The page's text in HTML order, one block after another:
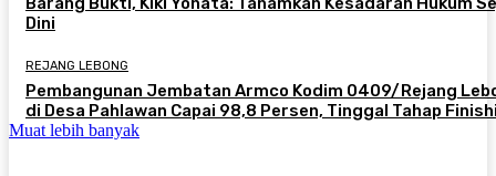
Dini
REJANG LEBONG
Pembangunan Jembatan Armco Kodim 0409/Rejang
di Desa Pahlawan Capai 98,8 Persen, Tinggal Tahap
Muat lebih banyak